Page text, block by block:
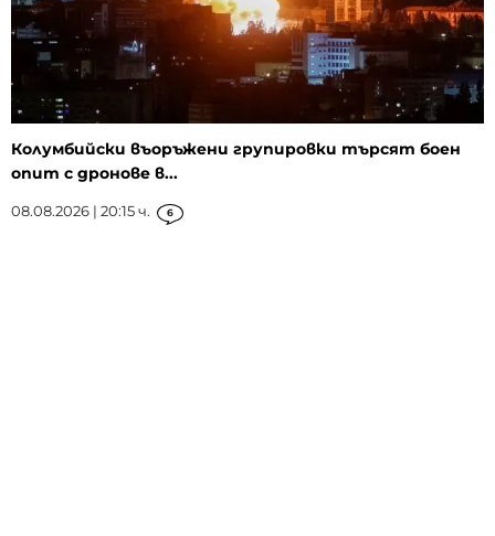
Колумбийски въоръжени групировки търсят боен
опит с дронове в...
08.08.2026 | 20:15 ч. 6